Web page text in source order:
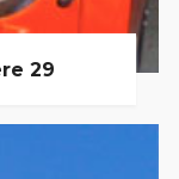
29